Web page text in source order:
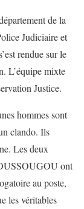
de la
Judiciaire et
rendue sur le
L’équipe mixte
Justice.
hommes sont
clando. Ils
Les deux
ont
au poste,
les véritables